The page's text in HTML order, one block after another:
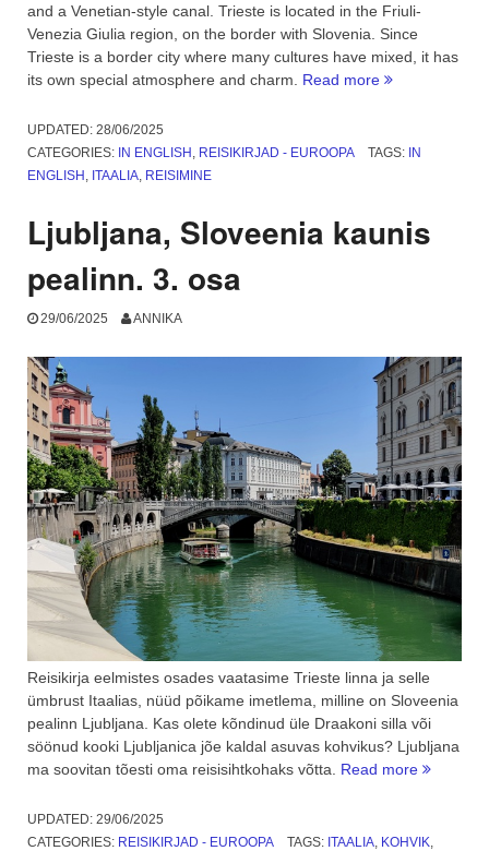
and a Venetian-style canal. Trieste is located in the Friuli-
Venezia Giulia region, on the border with Slovenia. Since
Trieste is a border city where many cultures have mixed, it has
its own special atmosphere and charm. Read more “To
morning
Trieste?
UPDATED: 28/06/2025
CATEGORIES: IN ENGLISH REISIKIRJAD - EUROOPA TAGS: IN
ENGLISH ITAALIA REISIMINE
Ljubljana, Sloveenia kaunis
pealinn. 3. osa
29/06/2025 ANNIKA
Reisikirja eelmistes osades vaatasime Trieste linna ja selle
ümbrust Itaalias, nüüd põikame imetlema, milline on Sloveenia
pealinn Ljubljana. Kas olete kõndinud üle Draakoni silla või
söönud kooki Ljubljanica jõe kaldal asuvas kohvikus? Ljubljana
ma soovitan tõesti oma reisisihtkohaks võtta. Read more
pealinn.
UPDATED: 29/06/2025
CATEGORIES: REISIKIRJAD - EUROOPA TAGS: ITAALIA, KOHVIK